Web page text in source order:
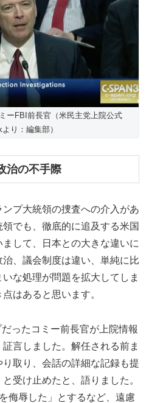
ーFBI前長官（米民主党上院公式
り：編集部）
治の不手際
プ大統領の捜査への介入があ
でも、徹底的に追及する米国
して、日本との大きな違いに
、議会制度は違い、単純に比
な処理が問題を拡大してしま
はあると思います。
ったコミー前長官が上院情報
言しました。解任される前ま
取り、会話の詳細な記録も提
受け止めたと、語りました。
侮辱した」とするなど、遠慮